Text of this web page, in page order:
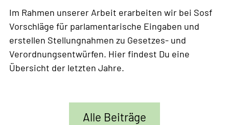
Im Rahmen unserer Arbeit erarbeiten wir bei Sosf
Vorschläge für parlamentarische Eingaben und
erstellen Stellungnahmen zu Gesetzes- und
Verordnungsentwürfen. Hier findest Du eine
Übersicht der letzten Jahre.
VernehmlassungenAlle Beiträge